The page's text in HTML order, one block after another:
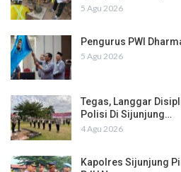
5 Agu 2026
Pengurus PWI
5 Agu 2026
Tegas, Langgar
Polisi Di Sijunjung…
4 Agu 2026
Kapolres Sijunjung